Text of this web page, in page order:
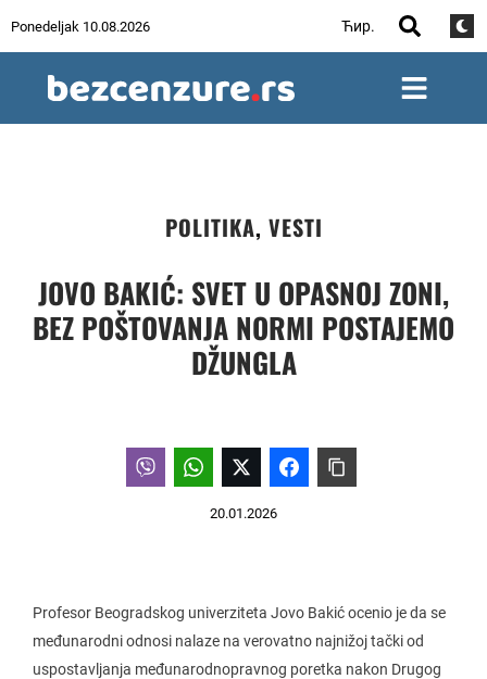
Ponedeljak 10.08.2026 Ћир.
POLITIKA, VESTI
JOVO BAKIĆ: SVET U OPASNOJ ZONI,
BEZ POŠTOVANJA NORMI POSTAJEMO
DŽUNGLA
20.01.2026
Profesor Beogradskog univerziteta Jovo Bakić ocenio je da se
međunarodni odnosi nalaze na verovatno najnižoj tački od
uspostavljanja međunarodnopravnog poretka nakon Drugog